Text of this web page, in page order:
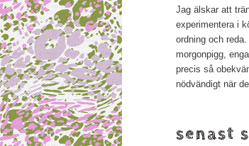
Jag älskar att
experimentera i
ordning och
morgonpigg,
precis så
nödvändigt när
senast